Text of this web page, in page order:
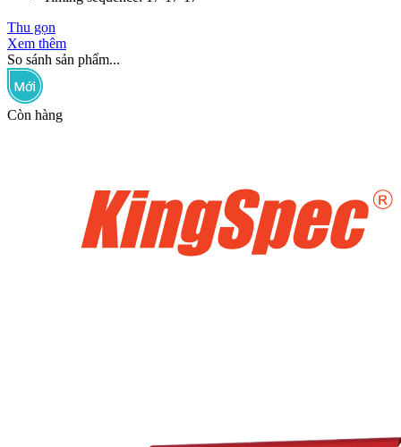
Thu gọn
Xem thêm
So sánh sản phẩm...
Còn hàng